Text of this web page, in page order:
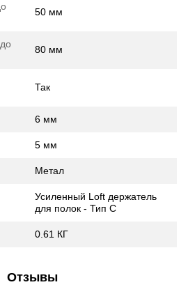
50 мм
80 мм
Так
6 мм
5 мм
Метал
Усиленный Loft держатель
для полок - Тип C
0.61 КГ
Отзывы